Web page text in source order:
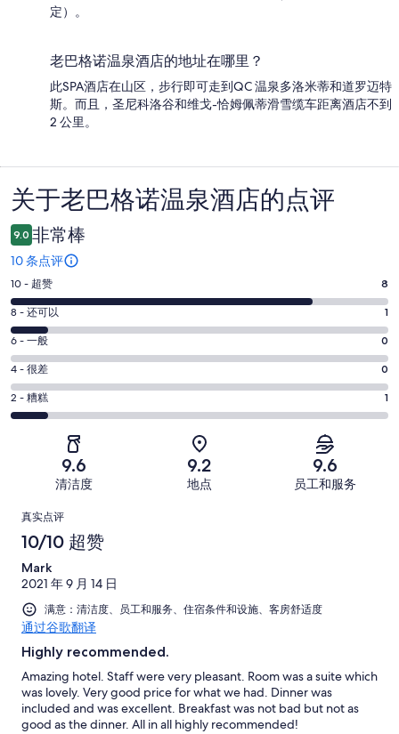
定）。
老巴格诺温泉酒店的地址在哪里？
此SPA酒店在山区，步行即可走到QC 温泉多洛米蒂和道罗迈特
斯。而且，圣尼科洛谷和维戈-恰姆佩蒂滑雪缆车距离酒店不到
2 公里。
点
评
关于老巴格诺温泉酒店的点评
9.0 非常棒
10 条点评
10
分
-
超
赞。
8
条
好
条
点
10 - 超赞 8
8
分
-
还
可
以。
有
条
点
评
8 - 还可以 1
6
分
-
一
般。
共
有
条
点
评
6 - 一般 0
4
分
-
评，
共
有
10
条
点
4 - 很差 0
2
分
条
好
评，
共
有
10
条
点
评
2 - 糟糕 1
9.6
清洁度
9.2
地点
9.6
员工和服务
点
评
真实点评
10/10 超赞
Mark
2021 年 9 月 14 日
满意：清洁度、员工和服务、住宿条件和设施、客房舒适度
通过谷歌翻译
Highly recommended.
Amazing hotel. Staff were very pleasant. Room was a suite which
was lovely. Very good price for what we had. Dinner was
included and was excellent. Breakfast was not bad but not as
good as the dinner. All in all highly recommended!